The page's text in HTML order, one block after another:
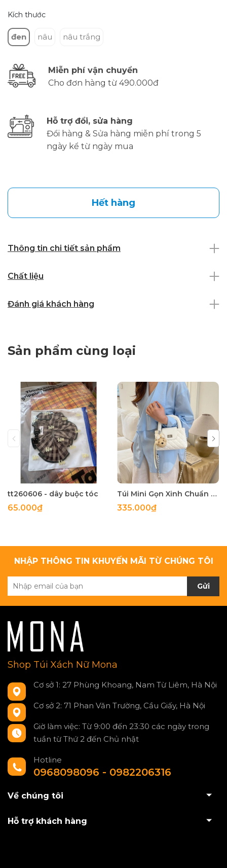
Kích thước
đen nâu nâu trắng
Miễn phí vận chuyển
Cho đơn hàng từ 490.000đ
Hỗ trợ đổi, sửa hàng
Đổi hàng & Sửa hàng miễn phí trong 5
ngày kể từ ngày mua
Hết hàng
Thông tin chi tiết sản phẩm
Chất liệu
Đánh giá khách hàng
Sản phẩm cùng loại
tt260606 - dây buộc tóc
65.000₫
Túi Mini Gọn Xinh Chuẩn Gu - tt260518
335.000₫
NHẬP THÔNG TIN KHUYẾN MÃI TỪ CHÚNG TÔI
Gửi
Shop Túi Xách Nữ Mona
Cơ sở 1: 27 Phùng Khoang, Nam Từ Liêm, Hà Nội
Cơ sở 2: 71 Phan Văn Trường, Cầu Giấy, Hà Nội
Giờ làm việc: Từ 9:00 đến 23:30 các ngày trong
tuần từ Thứ 2 đến Chủ nhật
Hotline
0968098096 - 0982206316
Về chúng tôi
Hỗ trợ khách hàng